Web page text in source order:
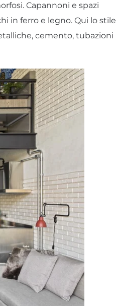
Capannoni e spazi
in ferro e legno. Qui lo stile
cemento, tubazioni